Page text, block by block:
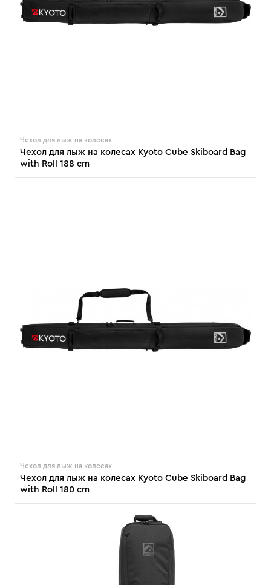
Чехол для лыж на колесах
Чехол для лыж на колесах Kyoto Cube Skiboard Bag
with Roll 188 cm
Чехол для лыж на колесах
Чехол для лыж на колесах Kyoto Cube Skiboard Bag
with Roll 180 cm